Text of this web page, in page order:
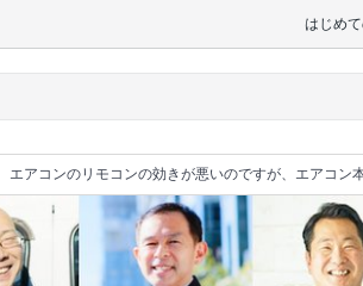
はじめ
エアコンのリモコンの効きが悪いのですが、エアコン